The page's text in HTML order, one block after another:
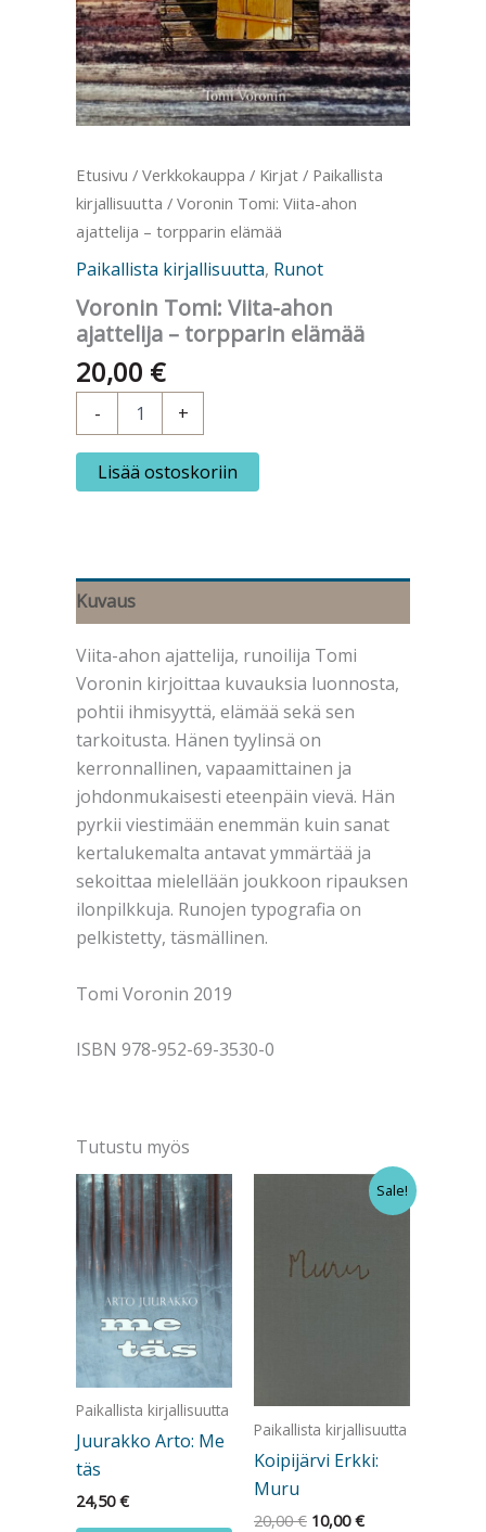
Etusivu / Verkkokauppa / Kirjat / Paikallista
kirjallisuutta / Voronin Tomi: Viita-ahon
ajattelija – torpparin elämää
Paikallista kirjallisuutta, Runot
Voronin Tomi: Viita-ahon
ajattelija – torpparin elämää
20,00 €
-
Tomi:
ahon
ajattelija
määrä
+
Lisää ostoskoriin
Kuvaus
Viita-ahon ajattelija, runoilija Tomi
Voronin kirjoittaa kuvauksia luonnosta,
pohtii ihmisyyttä, elämää sekä sen
tarkoitusta. Hänen tyylinsä on
kerronnallinen, vapaamittainen ja
johdonmukaisesti eteenpäin vievä. Hän
pyrkii viestimään enemmän kuin sanat
kertalukemalta antavat ymmärtää ja
sekoittaa mielellään joukkoon ripauksen
ilonpilkkuja. Runojen typografia on
pelkistetty, täsmällinen.
Tomi Voronin 2019
ISBN 978-952-69-3530-0
Tutustu myös
Paikallista kirjallisuutta
Juurakko Arto: Me
täs
24,50€
Sale!
Paikallista kirjallisuutta
Koipijärvi Erkki:
Muru
20,00€ Alkuperäinen
10,00€Nykyinen